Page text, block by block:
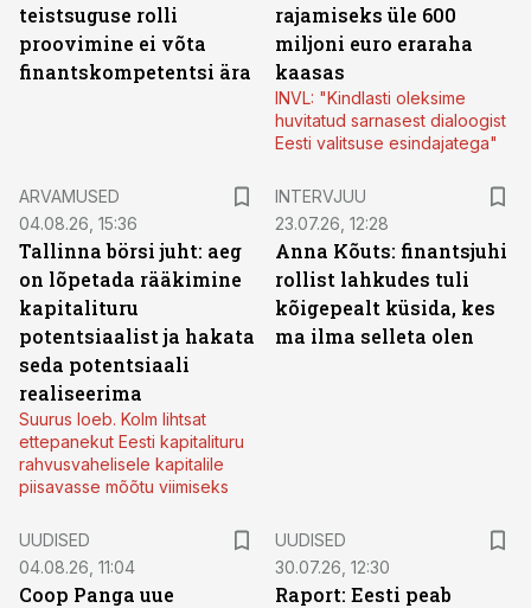
teistsuguse rolli
proovimine ei võta
finantskompetentsi ära
rajamiseks üle 600
miljoni euro eraraha
kaasas
INVL: "Kindlasti oleksime
huvitatud sarnasest dialoogist
Eesti valitsuse esindajatega"
ARVAMUSED
04.08.26, 15:36
Tallinna börsi juht: aeg
on lõpetada rääkimine
kapitalituru
potentsiaalist ja hakata
seda potentsiaali
realiseerima
Suurus loeb. Kolm lihtsat
ettepanekut Eesti kapitalituru
rahvusvahelisele kapitalile
piisavasse mõõtu viimiseks
INTERVJUU
23.07.26, 12:28
Anna Kõuts: finantsjuhi
rollist lahkudes tuli
kõigepealt küsida, kes
ma ilma selleta olen
UUDISED
04.08.26, 11:04
Coop Panga uue
UUDISED
30.07.26, 12:30
Raport: Eesti peab